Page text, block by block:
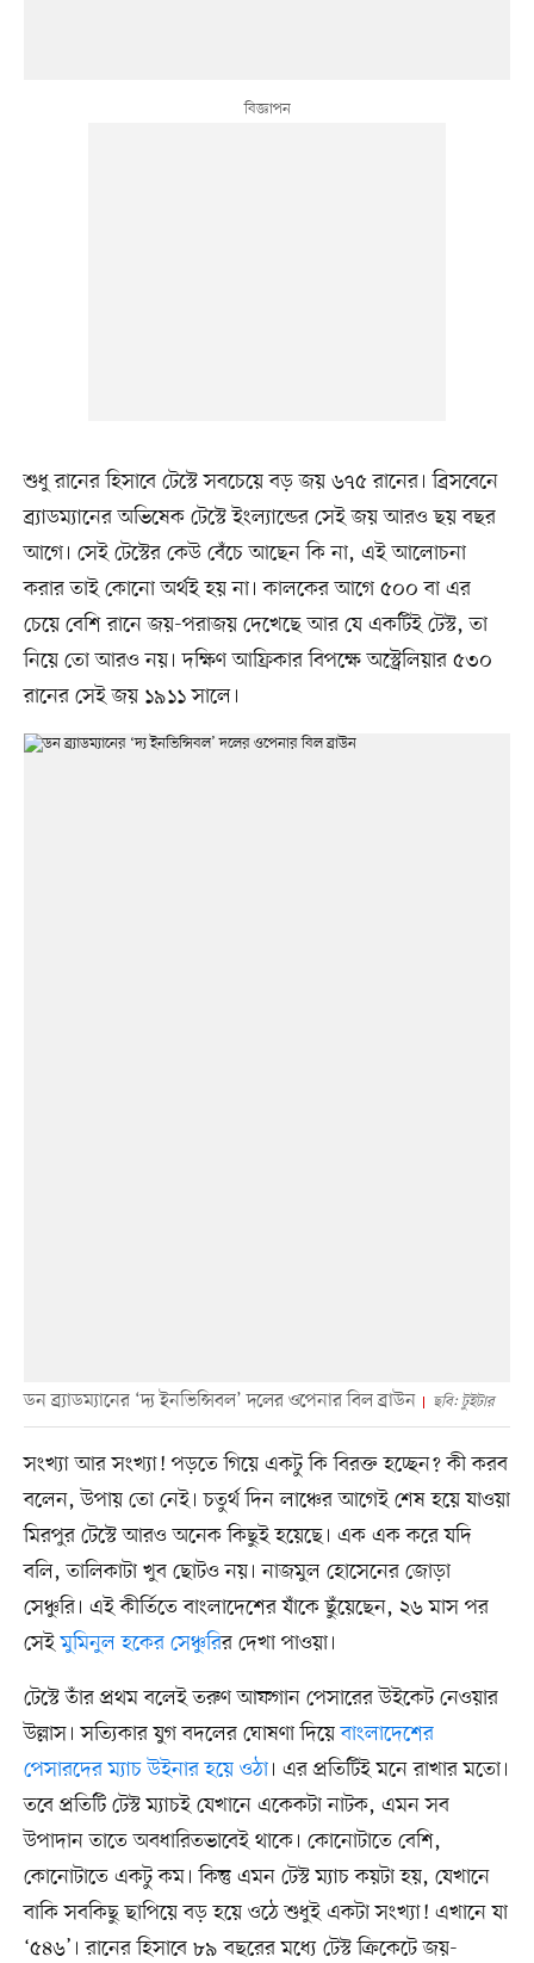
শুধু রানের হিসাবে টেস্টে সবচেয়ে বড় জয় ৬৭৫ রানের। ব্রিসবেনে
ব্র্যাডম্যানের অভিষেক টেস্টে ইংল্যান্ডের সেই জয় আরও ছয় বছর
আগে। সেই টেস্টের কেউ বেঁচে আছেন কি না, এই আলোচনা
করার তাই কোনো অর্থই হয় না। কালকের আগে ৫০০ বা এর
চেয়ে বেশি রানে জয়-পরাজয় দেখেছে আর যে একটিই টেস্ট, তা
নিয়ে তো আরও নয়। দক্ষিণ আফ্রিকার বিপক্ষে অস্ট্রেলিয়ার ৫৩০
রানের সেই জয় ১৯১১ সালে।
ডন ব্র্যাডম্যানের ‘দ্য ইনভিন্সিবল’ দলের ওপেনার বিল ব্রাউন ছবি: টুইটার
সংখ্যা আর সংখ্যা! পড়তে গিয়ে একটু কি বিরক্ত হচ্ছেন? কী করব
বলেন, উপায় তো নেই। চতুর্থ দিন লাঞ্চের আগেই শেষ হয়ে যাওয়া
মিরপুর টেস্টে আরও অনেক কিছুই হয়েছে। এক এক করে যদি
বলি, তালিকাটা খুব ছোটও নয়। নাজমুল হোসেনের জোড়া
সেঞ্চুরি। এই কীর্তিতে বাংলাদেশের যাঁকে ছুঁয়েছেন, ২৬ মাস পর
সেইমুমিনুল হকের সেঞ্চুরির দেখা পাওয়া।
টেস্টে তাঁর প্রথম বলেই তরুণ আফগান পেসারের উইকেট নেওয়ার
উল্লাস। সত্যিকার যুগ বদলের ঘোষণা দিয়েবাংলাদেশের
পেসারদের ম্যাচ উইনার হয়ে ওঠা। এর প্রতিটিই মনে রাখার মতো।
তবে প্রতিটি টেস্ট ম্যাচই যেখানে একেকটা নাটক, এমন সব
উপাদান তাতে অবধারিতভাবেই থাকে। কোনোটাতে বেশি,
কোনোটাতে একটু কম। কিন্তু এমন টেস্ট ম্যাচ কয়টা হয়, যেখানে
বাকি সবকিছু ছাপিয়ে বড় হয়ে ওঠে শুধুই একটা সংখ্যা! এখানে যা
‘৫৪৬’। রানের হিসাবে ৮৯ বছরের মধ্যে টেস্ট ক্রিকেটে জয়-